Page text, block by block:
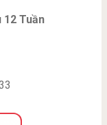
12 Tuần